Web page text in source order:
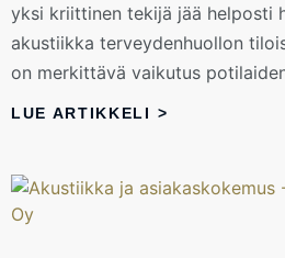
yksi kriittinen tekijä jää helposti
akustiikka terveydenhuollon
on merkittävä vaikutus
LUE ARTIKKELI >